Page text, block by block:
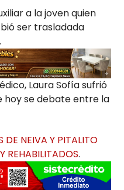
a la joven quien
ser trasladada
Laura Sofía sufrió
hoy se debate entre la
DE NEIVA Y PITALITO
REHABILITADOS.